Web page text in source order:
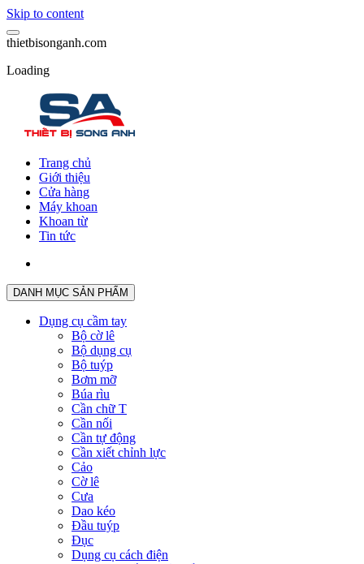
Skip to content
thietbisonganh.com
Loading
Trang chủ
Giới thiệu
Cửa hàng
Máy khoan
Khoan từ
Tin tức
DANH MỤC SẢN PHẨM
Dụng cụ cầm tay
Bộ cờ lê
Bộ dụng cụ
Bộ tuýp
Bơm mỡ
Búa rìu
Cần chữ T
Cần nối
Cần tự động
Cần xiết chỉnh lực
Cảo
Cờ lê
Cưa
Dao kéo
Đầu tuýp
Đục
Dụng cụ cách điện